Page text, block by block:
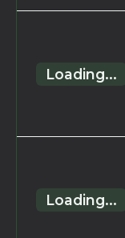
Loading...
Loading...